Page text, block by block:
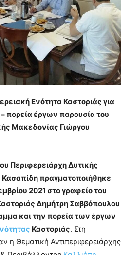
Ενότητα Καστοριάς για
πορεία έργων παρουσία του
Μακεδονίας Γιώργου
Περιφερειάρχη Δυτικής
πραγματοποιήθηκε
2021 στο γραφείο του
Δημήτρη Σαββόπουλου
και την πορεία των έργων
Καστοριάς. Στη
η Θεματική Αντιπεριφερειάρχης